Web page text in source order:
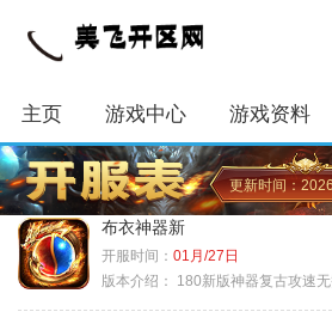
主页 游戏中心 游戏资料
更新时间：
布衣神器新
开服时间： 01月/27日
版本介绍：
180新版神器复古攻速无赞